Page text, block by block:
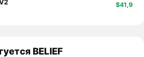
$41,9
BELIEF